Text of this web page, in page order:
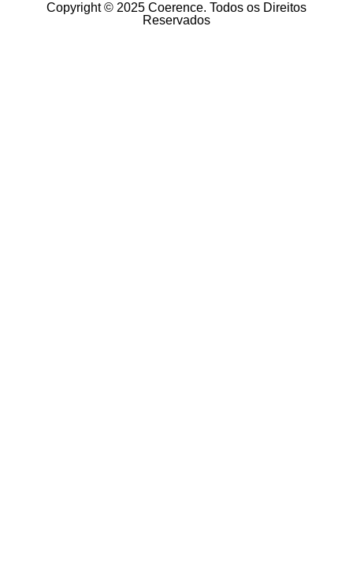
Copyright © 2025 Coerence. Todos os Direitos
Reservados